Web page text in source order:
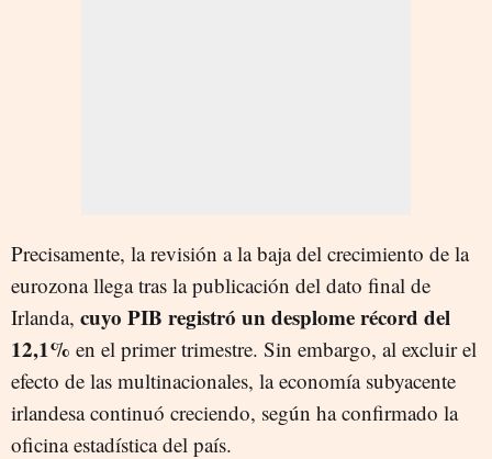
Precisamente, la revisión a la baja del crecimiento de la
eurozona llega tras la publicación del dato final de
Irlanda, cuyo PIB registró un desplome récord del
12,1% en el primer trimestre. Sin embargo, al excluir el
efecto de las multinacionales, la economía subyacente
irlandesa continuó creciendo, según ha confirmado la
oficina estadística del país.